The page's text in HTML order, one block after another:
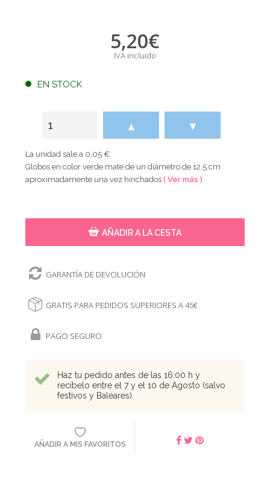
5,20€
IVA incluido
EN STOCK
▲ ▼
La unidad sale a 0,05 €
Globos en color verde mate de un diámetro de 12,5 cm
aproximadamente una vez hinchados( Ver más )
AÑADIR A LA CESTA
GARANTÍA DE DEVOLUCIÓN
GRATIS PARA PEDIDOS SUPERIORES A 45€
PAGO SEGURO
Haz tu pedido antes de las 16:00 h y
recíbelo entre el 7 y el 10 de Agosto (salvo
festivos y Baleares)
AÑADIR A MIS FAVORITOS